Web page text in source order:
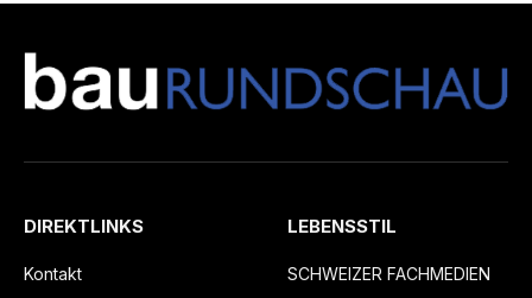
DIREKTLINKS
Kontakt
LEBENSSTIL
SCHWEIZER FACHMEDIEN